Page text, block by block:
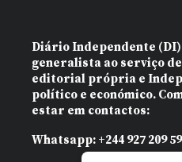
Diário Independente (DI)
generalista ao serviço
editorial própria e
político e económico.
estar em contactos:
Whatsapp: +244 927 209